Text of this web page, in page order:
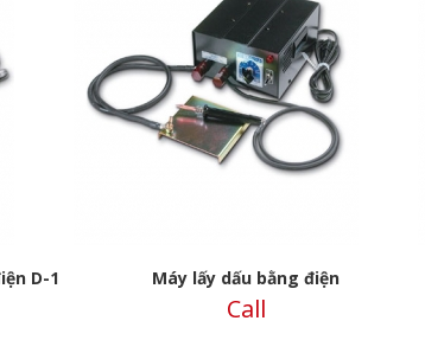
D-1
Máy lấy dấu bằng điện
Call